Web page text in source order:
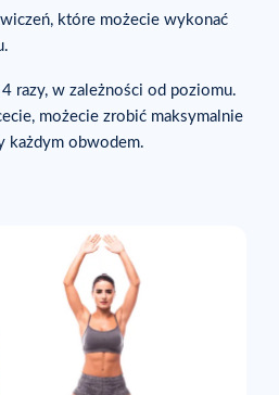
które możecie wykonać
razy, w zależności od poziomu.
możecie zrobić maksymalnie
każdym obwodem.